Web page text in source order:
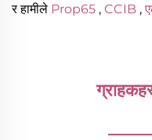
र हामीले Prop65 , CCIB ,